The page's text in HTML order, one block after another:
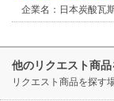
企業名：日本炭酸瓦
他のリクエスト商
リクエスト商品を探す